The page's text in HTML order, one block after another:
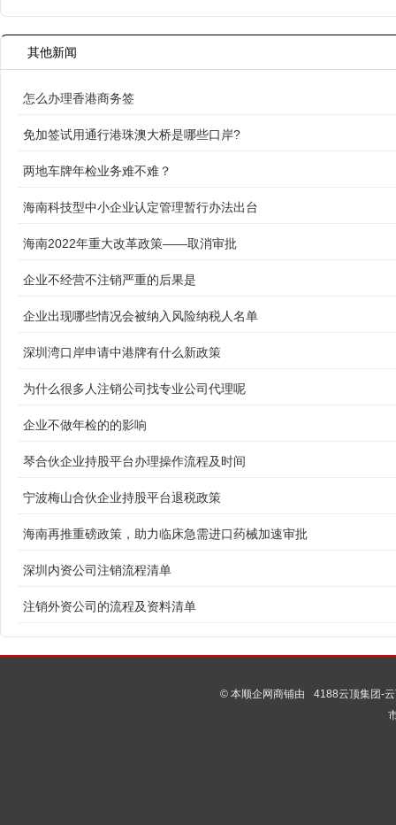
其他新闻
怎么办理香港商务签
免加签试用通行港珠澳大桥是哪些口岸?
两地车牌年检业务难不难？
海南科技型中小企业认定管理暂行办法出台
海南2022年重大改革政策——取消审批
企业不经营不注销严重的后果是
企业出现哪些情况会被纳入风险纳税人名单
深圳湾口岸申请中港牌有什么新政策
为什么很多人注销公司找专业公司代理呢
企业不做年检的的影响
琴合伙企业持股平台办理操作流程及时间
宁波梅山合伙企业持股平台退税政策
海南再推重磅政策，助力临床急需进口药械加速审批
深圳内资公司注销流程清单
注销外资公司的流程及资料清单
© 本顺企网商铺由
4188云顶集团-